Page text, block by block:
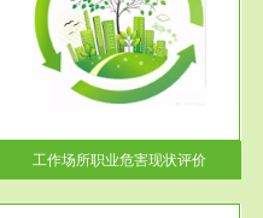
工作场所职业危害现状评价